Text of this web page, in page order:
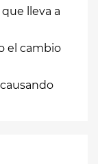
lleva a
el cambio